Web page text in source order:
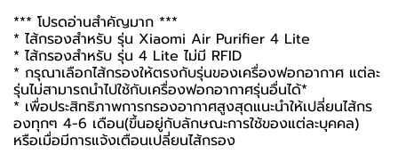
*** โปรดอ่านสำคัญมาก ***
* ไส้กรองสำหรับ รุ่น Xiaomi Air Purifier 4 Lite
* ไส้กรองสำหรับ รุ่น 4 Lite ไม่มี RFID
* กรุณาเลือกไส้กรองให้ตรงกับรุ่นของเครื่องฟอกอากาศ แต่ละ
รุ่นไม่สามารถนำไปใช้กับเครื่องฟอกอากาศรุ่นอื่นได้*
* เพื่อประสิทธิภาพการกรองอากาศสูงสุดแนะนำให้เปลี่ยนไส้กร
องทุกๆ 4-6 เดือน(ขึ้นอยู่กับลักษณะการใช้ของแต่ละบุคคล)
หรือเมื่อมีการแจ้งเตือนเปลี่ยนไส้กรอง